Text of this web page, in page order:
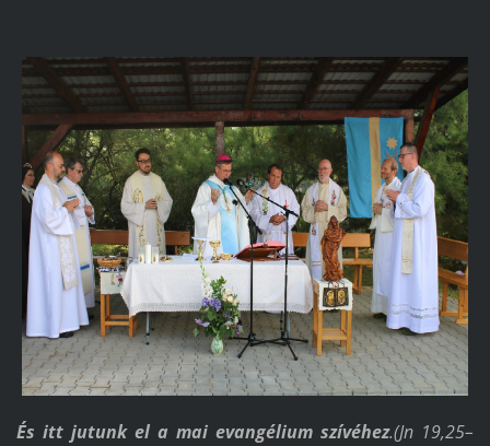
És itt jutunk el a mai evangélium szívéhez.(Jn 19,25–